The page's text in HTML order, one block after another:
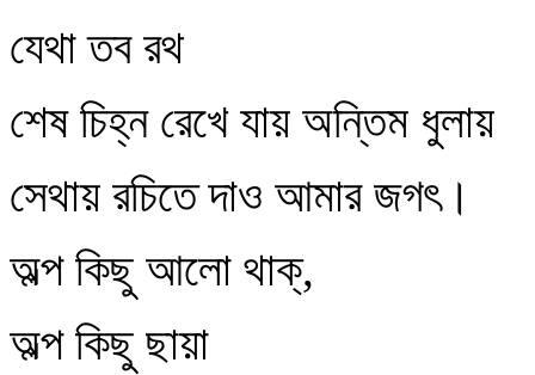
যেথা তব রথ
শেষ চিহ্ন রেখে যায় অন্তিম ধুলায়
সেথায় রচিতে দাও আমার জগৎ।
অল্প কিছু আলো থাক্‌,
অল্প কিছু ছায়া